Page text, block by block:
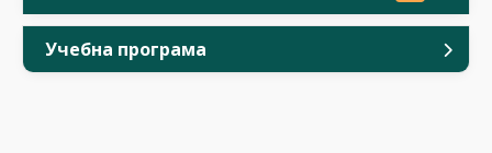
Учебна програма